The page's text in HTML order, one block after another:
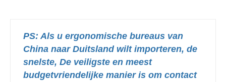
PS: Als u ergonomische bureaus van
China naar Duitsland wilt importeren, de
snelste, De veiligste en meest
budgetvriendelijke manier is om contact